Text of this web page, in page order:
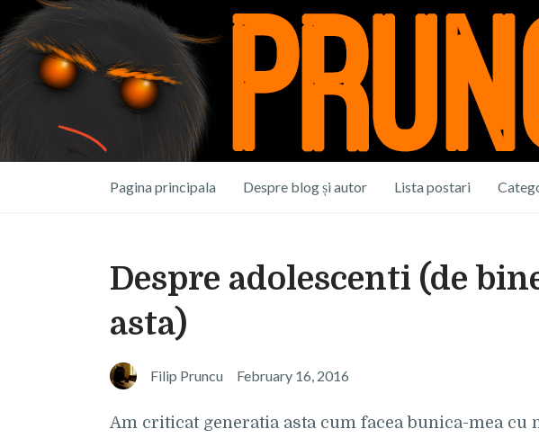
Pagina principala Despre blog și autor Lista postari
Despre adolescenti (de
asta)
Filip Pruncu February 16, 2016
Am criticat generatia asta cum facea bunica-mea cu